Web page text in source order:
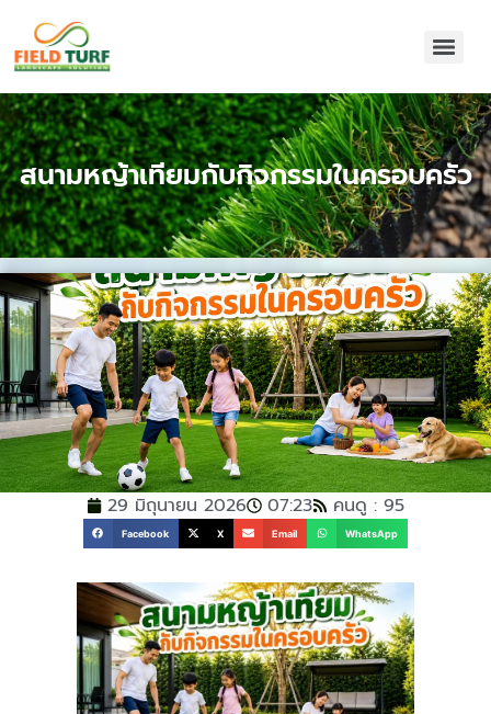
สนามหญ้าเทียมกับกิจกรรมในครอบครัว
29 มิถุนายน 2026 07:23 คนดู : 95
Facebook X Email WhatsApp